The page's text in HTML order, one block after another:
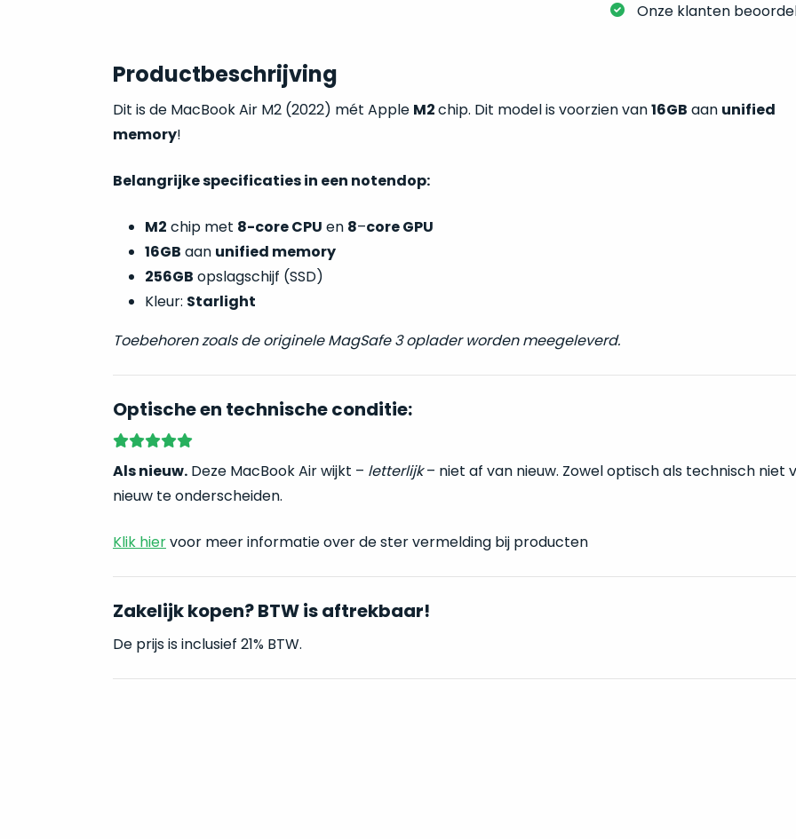
Onze klanten
Productbeschrijving
Dit is de MacBook Air M2 (2022) mét Apple M2chip. Dit model is voorzien van16GB aan unified
memory!
Belangrijke specificaties in een notendop:
M2 chip met 8-core CPU en 8–core GPU
16GB aan unified memory
256GB opslagschijf (SSD)
Kleur: Starlight
Toebehoren zoals de originele MagSafe 3 oplader worden meegeleverd.
Optische en technische conditie:
Als nieuw.Deze MacBook Air wijkt – letterlijk– niet af van nieuw. Zowel optisch als technisch niet
nieuw te onderscheiden.
Klik hiervoor meer informatie over de ster vermelding bij producten
Zakelijk kopen? BTW is aftrekbaar!
De prijs is inclusief 21% BTW.